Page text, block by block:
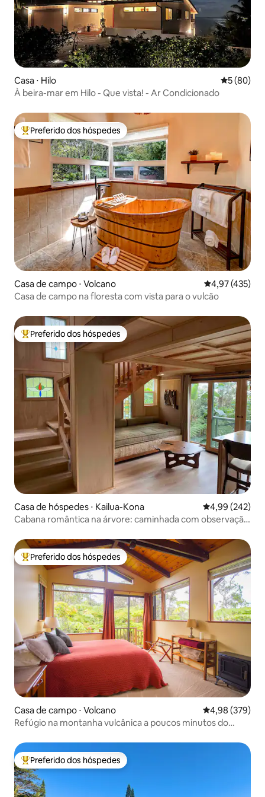
Casa ⋅ Hilo 5 de uma
5 (80)
À beira-mar em Hilo - Que vista! - Ar Condicionado
Entre os melhores preferidos dos hóspedes
Preferido dos hóspedes
Casa de campo ⋅ Volcano 4,97 de uma
4,97 (435)
Casa de campo na floresta com vista para o vulcão
Entre os melhores preferidos dos hóspedes
Preferido dos hóspedes
Casa de hóspedes ⋅ Kailua-Kona 4,99 de uma
4,99 (242)
Cabana romântica na árvore: caminhada com observação
Entre os melhores preferidos dos hóspedes
Preferido dos hóspedes
Casa de campo ⋅ Volcano 4,98 de uma
4,98 (379)
Refúgio na montanha vulcânica a poucos minutos do
Entre os melhores preferidos dos hóspedes
Preferido dos hóspedes